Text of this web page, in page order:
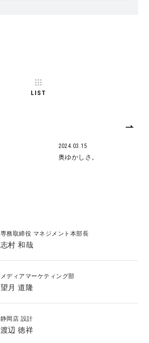
LIST
2024.03.15
奥ゆかしさ。
専務取締役 マネジメント本部長
志村 和哉
メディアマーケティング部
望月 道隆
静岡店 設計
渡辺 徳祥